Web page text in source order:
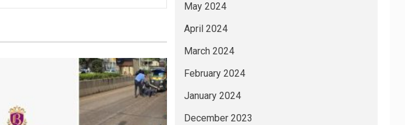
May 2024
April 2024
March 2024
February 2024
January 2024
December 2023